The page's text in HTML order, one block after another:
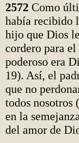
2572 Como
había recibido
hijo que Dios
cordero para
poderoso era
19). Así, el
que no
todos nosotros
en la
del amor de